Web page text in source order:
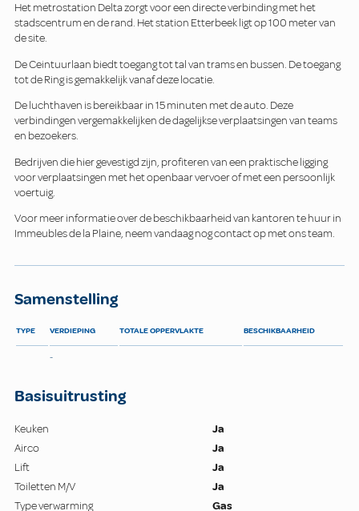
Het metrostation Delta zorgt voor een directe verbinding met het
stadscentrum en de rand. Het station Etterbeek ligt op 100 meter van
de site.
De Ceintuurlaan biedt toegang tot tal van trams en bussen. De toegang
tot de Ring is gemakkelijk vanaf deze locatie.
De luchthaven is bereikbaar in 15 minuten met de auto. Deze
verbindingen vergemakkelijken de dagelijkse verplaatsingen van teams
en bezoekers.
Bedrijven die hier gevestigd zijn, profiteren van een praktische ligging
voor verplaatsingen met het openbaar vervoer of met een persoonlijk
voertuig.
Voor meer informatie over de beschikbaarheid van kantoren te huur in
Immeubles de la Plaine, neem vandaag nog contact op met ons team.
Samenstelling
TYPE VERDIEPING TOTALE OPPERVLAKTE BESCHIKBAARHEID
-
Basisuitrusting
Keuken
Ja
Airco
Ja
Lift
Ja
Toiletten M/V
Ja
Type verwarming
Gas